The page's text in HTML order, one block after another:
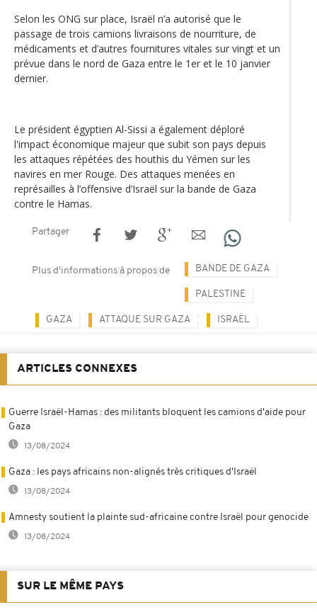
Selon les ONG sur place, Israël n’a autorisé que le
passage de trois camions livraisons de nourriture, de
médicaments et d’autres fournitures vitales sur vingt et un
prévue dans le nord de Gaza entre le 1er et le 10 janvier
dernier.
Le président égyptien Al-Sissi a également déploré
l'impact économique majeur que subit son pays depuis
les attaques répétées des houthis du Yémen sur les
navires en mer Rouge. Des attaques menées en
représailles à l’offensive d’Israël sur la bande de Gaza
contre le Hamas.
Partager
Plus d'informations à propos de BANDE DE GAZA
PALESTINE
GAZA ATTAQUE SUR GAZA ISRAËL
ARTICLES CONNEXES
Guerre Israël-Hamas : des militants bloquent les camions d'aide pour
Gaza
13/08/2024
Gaza : les pays africains non-alignés très critiques d'Israël
13/08/2024
Amnesty soutient la plainte sud-africaine contre Israël pour genocide
13/08/2024
SUR LE MÊME PAYS